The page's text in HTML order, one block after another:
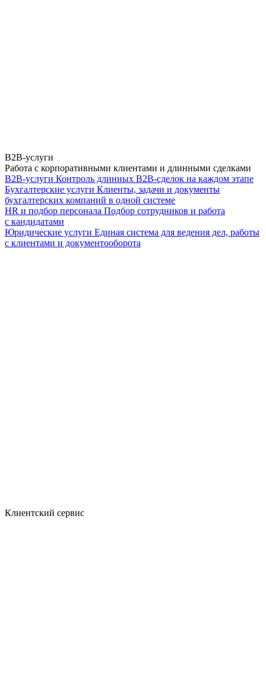
B2B-услуги
Работа с корпоративными клиентами и длинными сделками
B2B-услуги Контроль длинных B2B-сделок на каждом этапе
Бухгалтерские услуги Клиенты, задачи и документы
бухгалтерских компаний в одной системе
HR и подбор персонала Подбор сотрудников и работа
с кандидатами
Юридические услуги Единая система для ведения дел, работы
с клиентами и документооборота
Клиентский сервис